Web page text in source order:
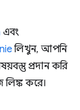
এবং
লিখুন, আপনি
প্রদান করি
করে।